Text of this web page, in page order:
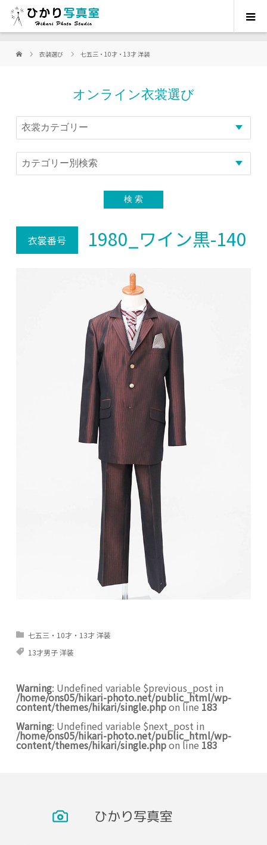
衣装選び 七五三・10才・13才 洋装
オンライン衣裳選び
衣裳番号 1980_ワイン黒-140
七五三・10才・13才 洋装
13才男子 洋装
Warning: Undefined variable $previous_post in
/home/ons05/hikari-photo.net/public_html/wp-
content/themes/hikari/single.phpon line 183
Warning: Undefined variable $next_post in
/home/ons05/hikari-photo.net/public_html/wp-
content/themes/hikari/single.phpon line 183
ひかり写真室